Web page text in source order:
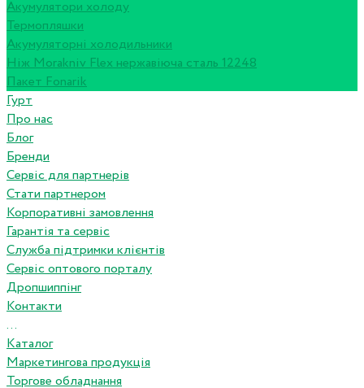
Акумулятори холоду
Термопляшки
Акумуляторні холодильники
Ніж Morakniv Flex нержавіюча сталь 12248
Пакет Fonarik
Гурт
Про нас
Блог
Бренди
Сервіс для партнерів
Стати партнером
Корпоративні замовлення
Гарантія та сервіс
Служба підтримки клієнтів
Сервіс оптового порталу
Дропшиппінг
Контакти
...
Каталог
Маркетингова продукція
Торгове обладнання